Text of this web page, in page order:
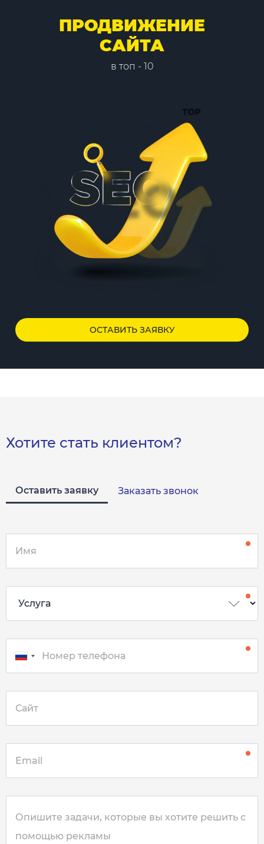
ПРОДВИЖЕНИЕ
САЙТА
в топ - 10
ОСТАВИТЬ ЗАЯВКУ
Хотите стать клиентом?
Оставить заявку Заказать звонок